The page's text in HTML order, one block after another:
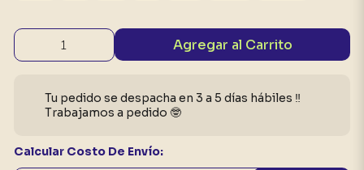
Agregar al Carrito
Tu pedido se despacha en 3 a 5 días hábiles ‼️
Trabajamos a pedido 🤓
Calcular Costo De Envío: